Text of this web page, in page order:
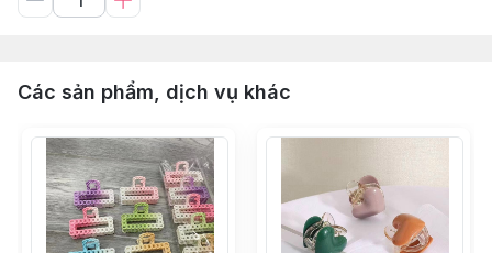
Các sản phẩm, dịch vụ khác